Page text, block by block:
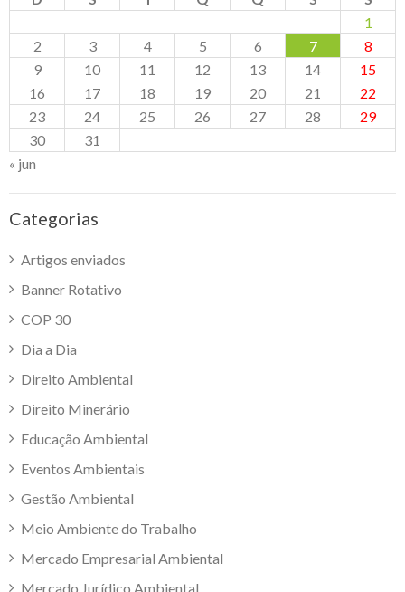
1
2
3 4 5 6 7
8
9
10 11 12 13 14
15
16
17 18 19 20 21
22
23
24 25 26 27 28
29
30
31
« jun
Categorias
Artigos enviados
Banner Rotativo
COP 30
Dia a Dia
Direito Ambiental
Direito Minerário
Educação Ambiental
Eventos Ambientais
Gestão Ambiental
Meio Ambiente do Trabalho
Mercado Empresarial Ambiental
Mercado Jurídico Ambiental